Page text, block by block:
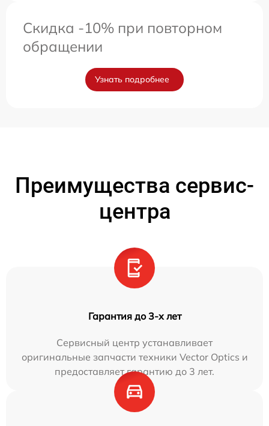
Скидка -10% при повторном
обращении
Узнать подробнее
Преимущества сервис-
центра
Гарантия до 3-х лет
Сервисный центр устанавливает
оригинальные запчасти техники Vector Optics и
предоставляет гарантию до 3 лет.